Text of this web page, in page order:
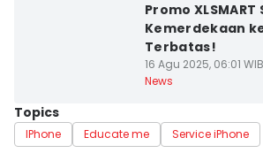
Promo XLSMART
Kemerdekaan
Terbatas!
16 Agu 2025, 06:01 WIB
News
Topics
IPhone Educate me Service iPhone